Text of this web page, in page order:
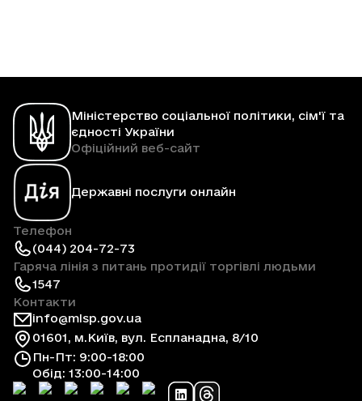
Міністерство соціальної політики, сім'ї та
єдності України
Офіційний веб-сайт
Державні послуги онлайн
Телефон
(044) 204-72-73
Гаряча лінія з питань протидії торгівлі людьми
1547
Контакти
info@mlsp.gov.ua
01601, м.Київ, вул. Еспланадна, 8/10
Пн-Пт: 9:00-18:00
Обід: 13:00-14:00